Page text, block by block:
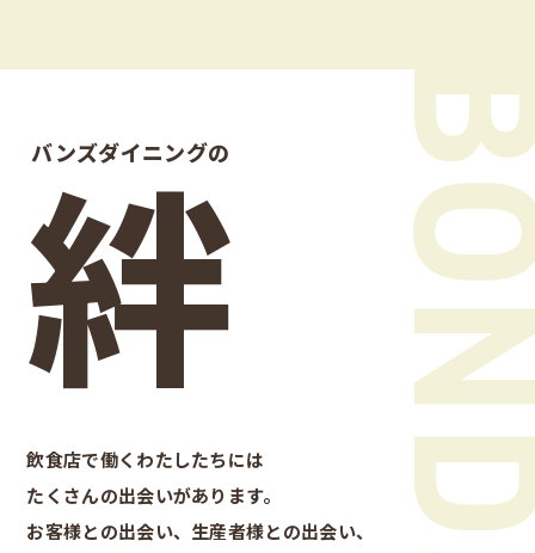
バンズダイニングの
絆
飲食店で働くわたしたちには
たくさんの出会いがあります。
お客様との出会い、生産者様との出会い、